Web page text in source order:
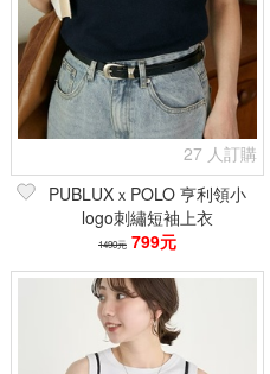
27 人訂購
PUBLUXｘPOLO 亨利領小
logo刺繡短袖上衣
1490元 799元